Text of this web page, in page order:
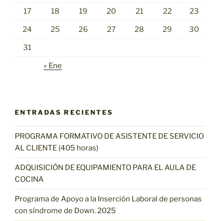
17 18 19 20 21 22 23
24 25 26 27 28 29 30
31
« Ene
ENTRADAS RECIENTES
PROGRAMA FORMATIVO DE ASISTENTE DE SERVICIO
AL CLIENTE (405 horas)
ADQUISICIÓN DE EQUIPAMIENTO PARA EL AULA DE
COCINA
Programa de Apoyo a la Inserción Laboral de personas
con síndrome de Down. 2025